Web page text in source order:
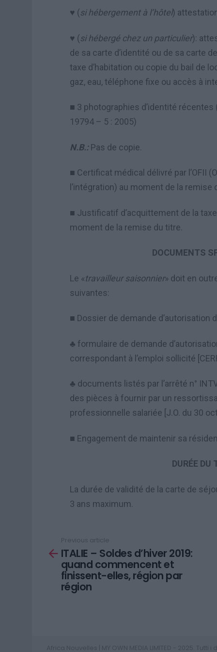
♥ (si hébergement à l’hôtel) attestation
♥ (si hébergé chez un particulier):
de sa carte d’identité ou de sa carte
taxe d’habitation ou copie du bail de
gaz, eau, téléphone fixe ou accès à
■ 3 photographies d’identité récentes
19794 – 5 : 2005)
N.B.:Pas de copie.
■ Certificat médical dé livré par l ’OFII
l’intégration) au moment de la remise
■ Justificatif d’acquittement de la
moment de la remise du titre.
DOCUMENTS
Le «travailleur saisonnier» doit en
suivantes:
■ Dossier de demande d’autorisation
♣ formulaire de demande d’
correspondant à l’emploi sollicité
♣ documents listés par l ’arrêté n°
des pièces à fournir par un
professionnelle salariée [J.O. du 30
■ Engagement de maintenir sa
DURÉE DU
La durée de validité de la carte de
3 ans maximum.
more
Previous article
ITALIE – Soldes d’hiver 2019:
quand commencent et
finissent-elles, région par
région